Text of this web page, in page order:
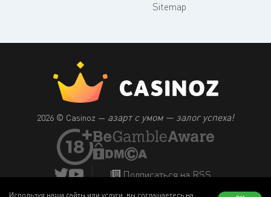
Sitemap
2026 © Casinoz — азарт с умом — залог успеха!
Подписаться на RSS
Используя наши сайты или услуги, вы соглашаетесь на